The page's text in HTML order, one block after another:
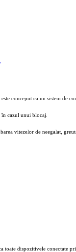
conceput ca un sistem de
cazul unui blocaj.
vitezelor de neegalat,
dispozitivele